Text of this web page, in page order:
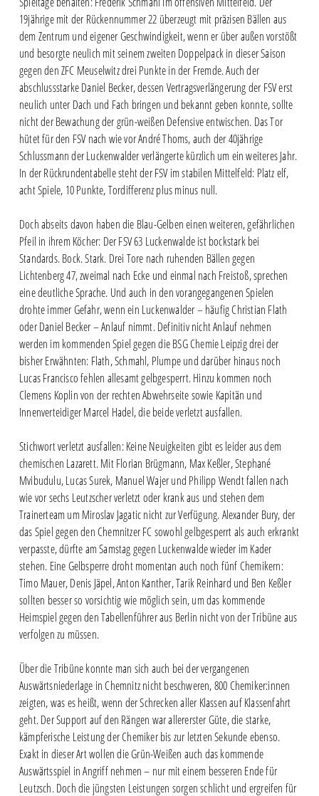
19jährige mit der Rückennummer 22 überzeugt mit präzisen Bällen aus
dem Zentrum und eigener Geschwindigkeit, wenn er über außen vorstößt
und besorgte neulich mit seinem zweiten Doppelpack in dieser Saison
gegen den ZFC Meuselwitz drei Punkte in der Fremde. Auch der
abschlussstarke Daniel Becker, dessen Vertragsverlängerung der FSV erst
neulich unter Dach und Fach bringen und bekannt geben konnte, sollte
nicht der Bewachung der grün-weißen Defensive entwischen. Das Tor
hütet für den FSV nach wie vor André Thoms, auch der 40jährige
Schlussmann der Luckenwalder verlängerte kürzlich um ein weiteres Jahr.
In der Rückrundentabelle steht der FSV im stabilen Mittelfeld: Platz elf,
acht Spiele, 10 Punkte, Tordifferenz plus minus null.
Doch abseits davon haben die Blau-Gelben einen weiteren, gefährlichen
Pfeil in ihrem Köcher: Der FSV 63 Luckenwalde ist bockstark bei
Standards. Bock. Stark. Drei Tore nach ruhenden Bällen gegen
Lichtenberg 47, zweimal nach Ecke und einmal nach Freistoß, sprechen
eine deutliche Sprache. Und auch in den vorangegangenen Spielen
drohte immer Gefahr, wenn ein Luckenwalder – häufig Christian Flath
oder Daniel Becker – Anlauf nimmt. Definitiv nicht Anlauf nehmen
werden im kommenden Spiel gegen die BSG Chemie Leipzig drei der
bisher Erwähnten: Flath, Schmahl, Plumpe und darüber hinaus noch
Lucas Francisco fehlen allesamt gelbgesperrt. Hinzu kommen noch
Clemens Koplin von der rechten Abwehrseite sowie Kapitän und
Innenverteidiger Marcel Hadel, die beide verletzt ausfallen.
Stichwort verletzt ausfallen: Keine Neuigkeiten gibt es leider aus dem
chemischen Lazarett. Mit Florian Brügmann, Max Keßler, Stephané
Mvibudulu, Lucas Surek, Manuel Wajer und Philipp Wendt fallen nach
wie vor sechs Leutzscher verletzt oder krank aus und stehen dem
Trainerteam um Miroslav Jagatic nicht zur Verfügung. Alexander Bury, der
das Spiel gegen den Chemnitzer FC sowohl gelbgesperrt als auch erkrankt
verpasste, dürfte am Samstag gegen Luckenwalde wieder im Kader
stehen. Eine Gelbsperre droht momentan auch noch fünf Chemikern:
Timo Mauer, Denis Jäpel, Anton Kanther, Tarik Reinhard und Ben Keßler
sollten besser so vorsichtig wie möglich sein, um das kommende
Heimspiel gegen den Tabellenführer aus Berlin nicht von der Tribüne aus
verfolgen zu müssen.
Über die Tribüne konnte man sich auch bei der vergangenen
Auswärtsniederlage in Chemnitz nicht beschweren, 800 Chemiker:innen
zeigten, was es heißt, wenn der Schrecken aller Klassen auf Klassenfahrt
geht. Der Support auf den Rängen war allererster Güte, die starke,
kämpferische Leistung der Chemiker bis zur letzten Sekunde ebenso.
Exakt in dieser Art wollen die Grün-Weißen auch das kommende
Auswärtsspiel in Angriff nehmen – nur mit einem besseren Ende für
Leutzsch. Doch die jüngsten Leistungen sorgen schlicht und ergreifen für